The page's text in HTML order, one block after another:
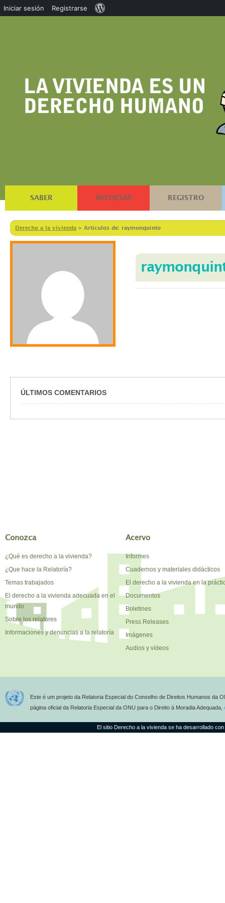
SABER NOTICIAS REGISTRO
Derecho a la vivienda > Artículos de: raymonquinto
ÚLTIMOS COMENTARIOS
Conozca
¿Qué es derecho a la vivienda?
¿Que hace la Relatoría?
Temas trabajados
El derecho a la vivienda adecuada en el
mundo
Sobre los relatores
Informaciones y denuncias a la relatoría
Acervo
Informes
Cuadernos y materiales didácticos
El derecho a la vivienda en la
Documentos
Boletines
Press Releases
Imágenes
Audios y vídeos
Este é um projeto da Relatoria Especial do Conselho de Direitos Humanos da
página oficial da Relatoria Especial da ONU para o Direito à Moradia Adequada,
El sitio Derecho a la vivienda se ha desarrollado
Iniciar sesión Registrarse